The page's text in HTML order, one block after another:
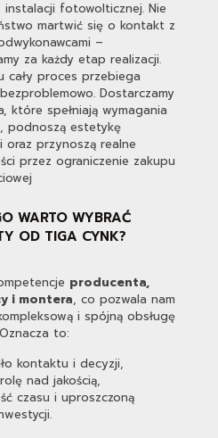
instalacji fotowolticznej. Nie
martwić się o kontakt z
–
za każdy etap realizacji.
cały proces przebiega
Dostarczamy
które spełniają wymagania
podnoszą estetykę
oraz przynoszą realne
przez ograniczenie zakupu
WARTO WYBRAĆ
OD TIGA CYNK?
producenta,
i montera, co pozwala nam
i spójną obsługę
to:
kontaktu i decyzji,
nad jakością,
czasu i uproszczoną